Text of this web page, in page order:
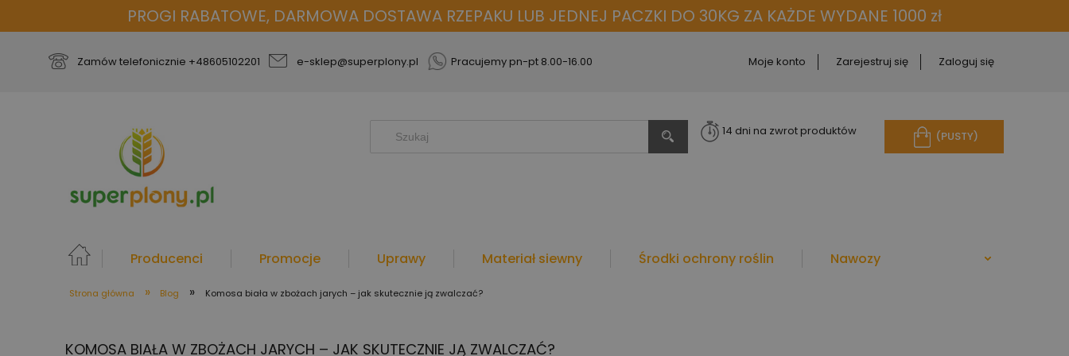
PROGI RABATOWE, DARMOWA DOSTAWA RZEPAKU LUB JEDNEJ PACZKI DO 30KG ZA KAŻDE WYDANE 1000 zł
Zamów telefonicznie +48605102201 e-sklep@superplony.pl Pracujemy pn-pt 8.00-16.00 Moje konto Zarejestruj się Zaloguj się
(PUSTY)
14 dni na zwrot produktów
Producenci Promocje Uprawy Materiał siewny Środki ochrony roślin Nawozy
więcej
Strona główna » Blog » Komosa biała w zbożach jarych – jak skutecznie ją zwalczać?
KOMOSA BIAŁA W ZBOŻACH JARYCH – JAK SKUTECZNIE JĄ ZWALCZAĆ?